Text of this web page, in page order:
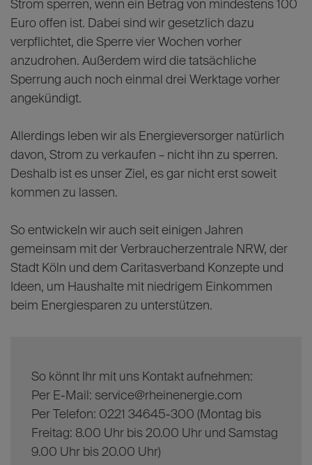
Strom sperren, wenn ein Betrag von mindestens 100
Euro offen ist. Dabei sind wir gesetzlich dazu
verpflichtet, die Sperre vier Wochen vorher
anzudrohen. Außerdem wird die tatsächliche
Sperrung auch noch einmal drei Werktage vorher
angekündigt.
Allerdings leben wir als Energieversorger natürlich
davon, Strom zu verkaufen – nicht ihn zu sperren.
Deshalb ist es unser Ziel, es gar nicht erst soweit
kommen zu lassen.
So entwickeln wir auch seit einigen Jahren
gemeinsam mit der Verbraucherzentrale NRW, der
Stadt Köln und dem Caritasverband Konzepte und
Ideen, um Haushalte mit niedrigem Einkommen
beim Energiesparen zu unterstützen.
So könnt Ihr mit uns Kontakt aufnehmen:
Per E-Mail: service@rheinenergie.com
Per Telefon: 0221 34645-300 (Montag bis
Freitag: 8.00 Uhr bis 20.00 Uhr und Samstag
9.00 Uhr bis 20.00 Uhr)